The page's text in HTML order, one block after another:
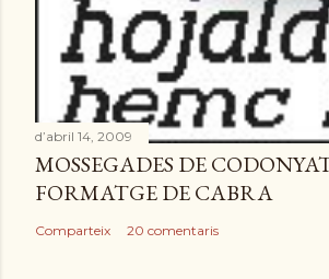
d’abril 14, 2009
MOSSEGADES DE
FORMATGE DE CABRA
Comparteix 20 comentaris